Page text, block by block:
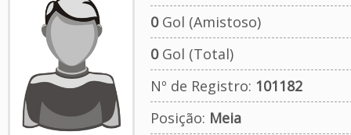
0Gol (Amistoso)
0Gol (Total)
Nº de Registro: 101182
Posição: Meia